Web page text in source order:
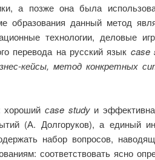
а позже она была
образования данный метод
технологии, деловые
перевода на русский язык case
кейсы, метод конкретных
хорошийсase studyи
(А. Долгоруков), а единый
набор вопросов,
соответствовать ясно